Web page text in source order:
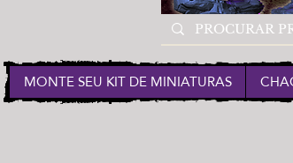
MONTE SEU KIT DE MINIATURAS